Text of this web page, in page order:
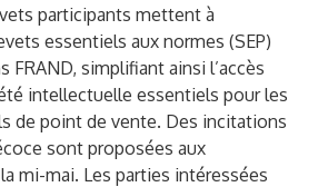
participants mettent à
essentiels aux normes (SEP)
FRAND, simplifiant ainsi l’accès
intellectuelle essentiels pour les
de point de vente. Des incitations
sont proposées aux
mi-mai. Les parties intéressées